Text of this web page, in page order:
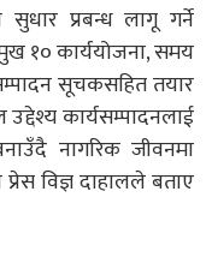
प्रबन्ध लागू गर्ने
१० कार्ययोजना, समय
सूचकसहित तयार
कार्यसम्पादनलाई
नागरिक जीवनमा
प्रेस विज्ञ दाहालले बताए